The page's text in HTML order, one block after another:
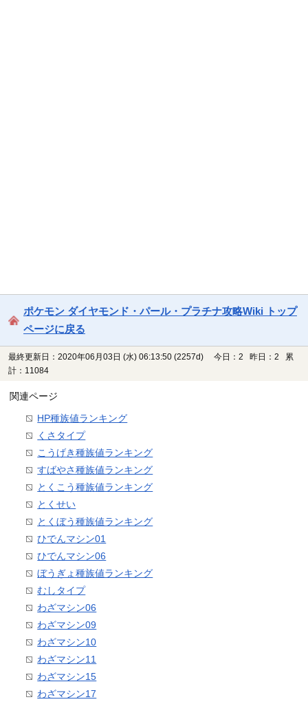
ポケモン ダイヤモンド・パール・プラチナ攻略Wiki トップ
ページに戻る
最終更新日：2020年06月03日 (水) 06:13:50 (2257d)
今日：2 昨日：2 累
計：11084
関連ページ
HP種族値ランキング
くさタイプ
こうげき種族値ランキング
すばやさ種族値ランキング
とくこう種族値ランキング
とくせい
とくぼう種族値ランキング
ひでんマシン01
ひでんマシン06
ぼうぎょ種族値ランキング
むしタイプ
わざマシン06
わざマシン09
わざマシン10
わざマシン11
わざマシン15
わざマシン17